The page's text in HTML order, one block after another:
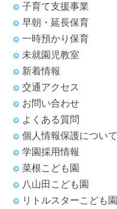
子育て支援事業
早朝・延長保育
一時預かり保育
未就園児教室
新着情報
交通アクセス
お問い合わせ
よくある質問
個人情報保護について
学園採用情報
菜根こども園
八山田こども園
リトルスターこども園